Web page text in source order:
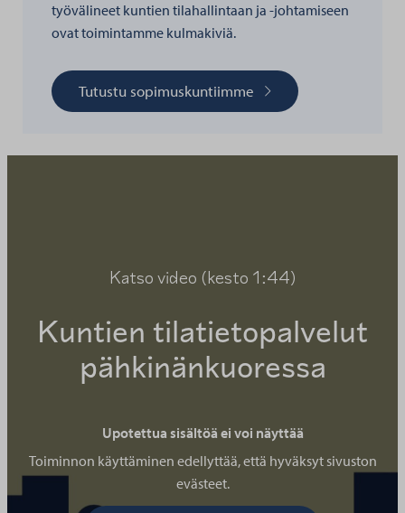
työvälineet kuntien tilahallintaan ja -johtamiseen
ovat toimintamme kulmakiviä.
Tutustu sopimuskuntiimme
Katso video (kesto 1:44)
Kuntien tilatietopalvelut
pähkinänkuoressa
Upotettua sisältöä ei voi näyttää
Toiminnon käyttäminen edellyttää, että hyväksyt sivuston
evästeet.